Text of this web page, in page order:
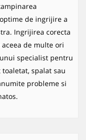
de ingrijire a
Ingrijirea corecta
de multe ori
specialist pentru
spalat sau
probleme si